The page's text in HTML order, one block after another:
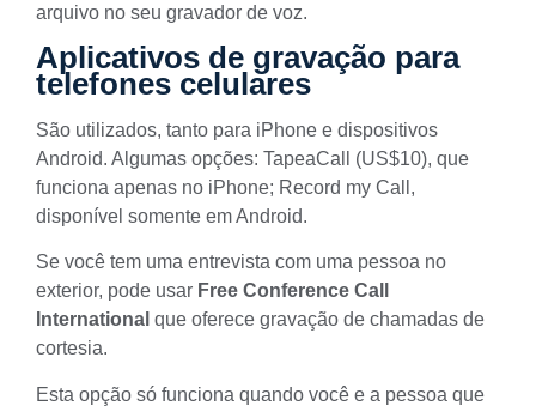
arquivo no seu gravador de voz.
Aplicativos de gravação para
telefones celulares
São utilizados, tanto para iPhone e dispositivos
Android. Algumas opções: TapeaCall (US$10), que
funciona apenas no iPhone; Record my Call,
disponível somente em Android.
Se você tem uma entrevista com uma pessoa no
exterior, pode usar Free Conference Call
International que oferece gravação de chamadas de
cortesia.
Esta opção só funciona quando você e a pessoa que